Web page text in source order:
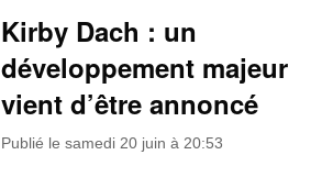
Kirby Dach : un
développement majeur
vient d’être annoncé
Publié le samedi 20 juin à 20:53